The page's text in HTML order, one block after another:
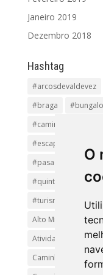
O
Janeiro 2019
Dezembro 2018
Hashtag
#arcosdevaldevez
#braga
#caminhadas
#escapadinha
#pasadiços
#quintalamosa
#turismoreligioso
Alto Minho
Atividades e
Caminho de Santiago